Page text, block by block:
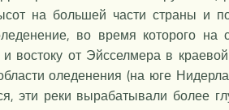
на большей части страны и
во время которого на
востоку от Эйсселмера в
оледенения (на юге
эти реки вырабатывали более